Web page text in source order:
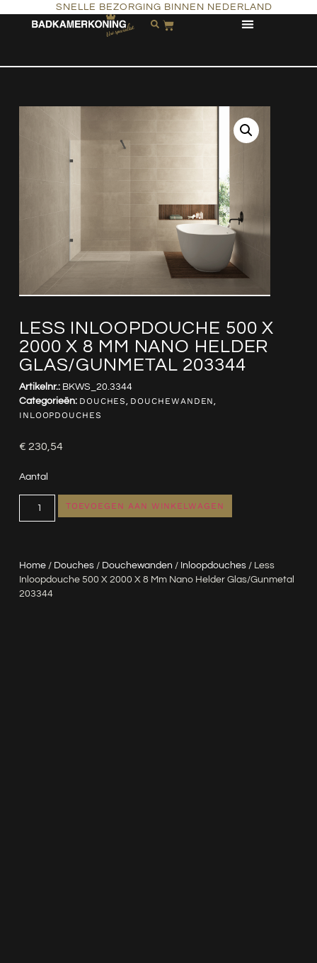
SNELLE BEZORGING BINNEN NEDERLAND
LESS INLOOPDOUCHE 500 X
2000 X 8 MM NANO HELDER
GLAS/GUNMETAL 203344
Home/ Douches/ Douchewanden / Inloopdouches/ Less
Inloopdouche 500 X 2000 X 8 Mm Nano Helder Glas/gunmetal
203344
Artikelnr.: BKWS_20.3344
Categorieën: DOUCHES, DOUCHEWANDEN,
INLOOPDOUCHES
€ 230,54
Aantal
TOEVOEGEN AAN WINKELWAGEN